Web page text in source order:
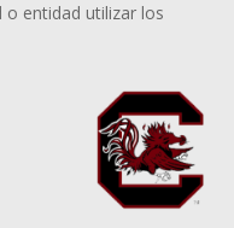
o entidad utilizar los